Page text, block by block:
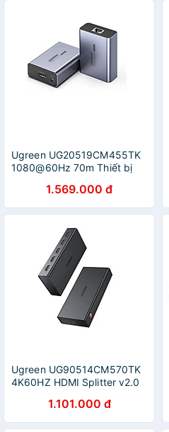
Ugreen UG20519CM455TK
1080@60Hz 70m Thiết bị
Cat5e/6 - HÀNG CHÍNH
HÃNG
1.569.000 đ
Ugreen UG90514CM570TK
4K60HZ HDMI Splitter v2.0
- HÀNG CHÍNH HÃNG
1.101.000 đ